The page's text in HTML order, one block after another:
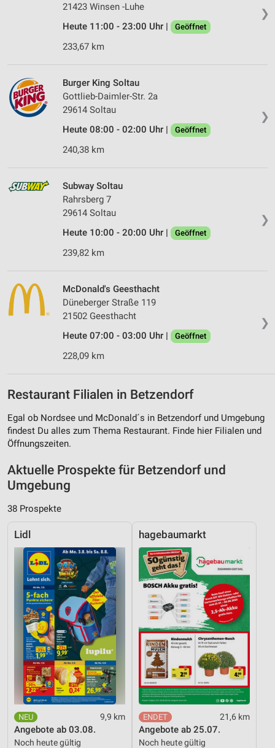
❯
21423 Winsen -Luhe
Heute 11:00 - 23:00 Uhr |
Geöffnet
233,67 km
❯
Burger King Soltau
Gottlieb-Daimler-Str. 2a
29614 Soltau
Heute 08:00 - 02:00 Uhr |
Geöffnet
240,38 km
❯
Subway Soltau
Rahrsberg 7
29614 Soltau
Heute 10:00 - 20:00 Uhr |
Geöffnet
239,82 km
❯
McDonald's Geesthacht
Düneberger Straße 119
21502 Geesthacht
Heute 07:00 - 03:00 Uhr |
Geöffnet
228,09 km
Restaurant Filialen in Betzendorf
Egal ob Nordsee und McDonald´s in Betzendorf und Umgebung
findest Du alles zum Thema Restaurant. Finde hier Filialen und
Öffnungszeiten.
Aktuelle Prospekte für Betzendorf und
Umgebung
38 Prospekte
Lidl
9,9 km
Angebote ab 03.08.
Noch heute gültig
hagebaumarkt
21,6 km
Angebote ab 25.07.
Noch heute gültig